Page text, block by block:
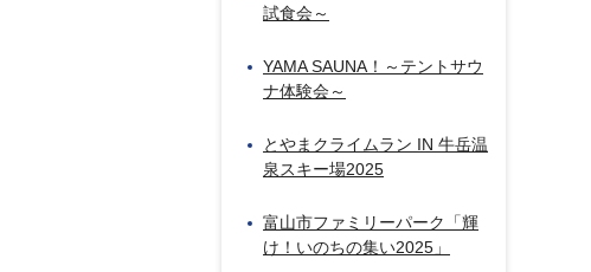
試食会～
YAMA SAUNA！～テントサウ
ナ体験会～
とやまクライムラン IN 牛岳温
泉スキー場2025
富山市ファミリーパーク「輝
け！いのちの集い2025」